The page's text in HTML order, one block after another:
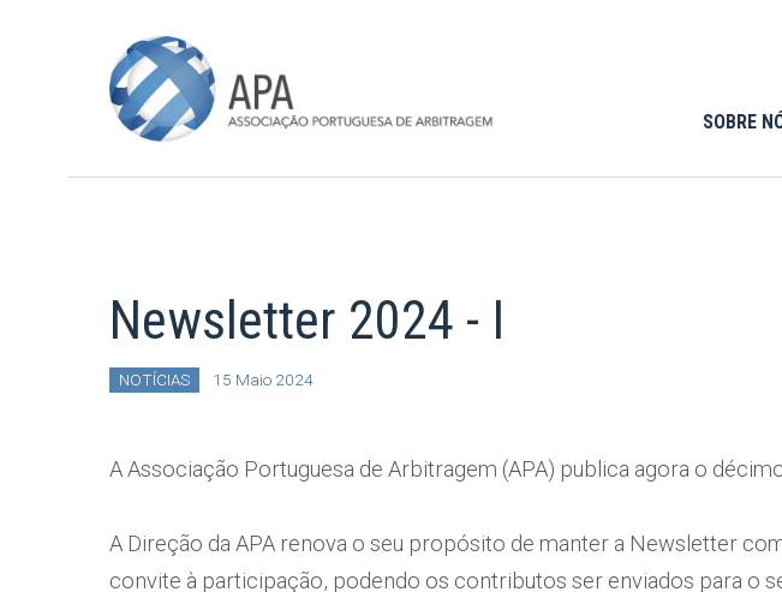
SOBRE
Newsletter 2024 - I
NOTÍCIAS 15 Maio 2024
A Associação Portuguesa de Arbitragem (APA) publica agora o
A Direção da APA renova o seu propósito de manter a Newsletter
convite à participação, podendo os contributos ser enviados para o